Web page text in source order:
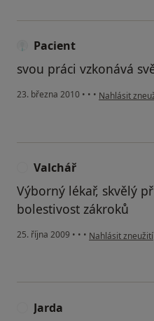
Pacient
svou práci vzkonává
23. března 2010 • • • podle názoru
Nahlásit
Valchář
Výborný lékař, skvělý
bolestivost zákroků
25. října 2009 • • • podle názoru
Nahlásit zneužití
Jarda